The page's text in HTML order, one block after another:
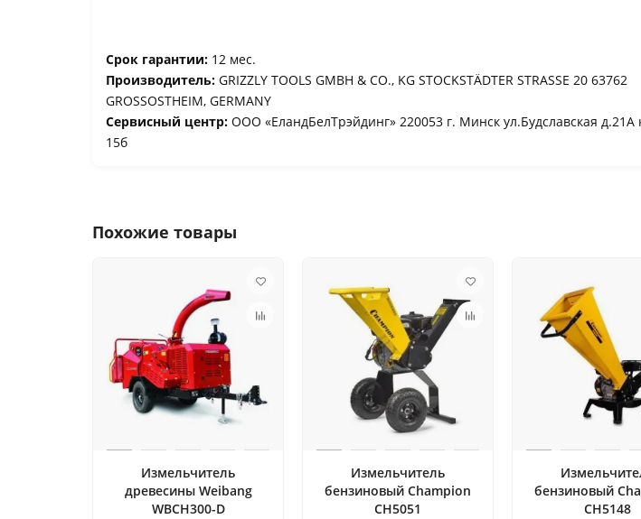
Срок гарантии: 12 мес.
Производитель: GRIZZLY TOOLS GMBH & CO., KG STOCKSTÄDTER STRASSE 20 63762
GROSSOSTHEIM, GERMANY
Сервисный центр: ООО «ЕландБелТрэйдинг» 220053 г. Минск ул.Будславская д.21А
15б
Похожие товары
Измельчитель
древесины Weibang
WBCH300-D
Измельчитель
бензиновый Champion
CH5051
бензиновый
CH5148